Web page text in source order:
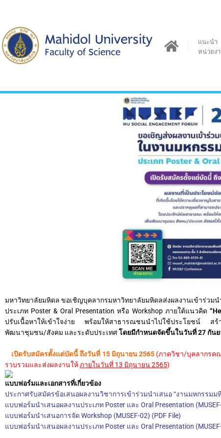
แนะนำ
หน่วยง
มหาวิทยาลัยมหิดล ขอเชิญบุคลากรมหาวิทยาลัยมหิดลส่งผลงานเข้าร่วมน
ประเภท Poster & Oral Presentation หรือ Workshop ภายใต้แนวคิด
ปรับเนื้อหาให้เข้าใจง่าย พร้อมให้สาธารณชนนำไปใช้ประโยชน์ สร้าง
พัฒนาชุมชน/สังคม และระดับประเทศโดยมีกำหนดจัดขึ้นในวันที่ 27 กันย
เปิดรับสมัครตั้งแต่บัดนี้ ถึงวันที่ 15 มิถุนายน 2565 (ภาควิชา/บุคลากรค
รวบรวมและส่งผลงานให้ภายในวันที่ 13 มิถุนายน 2565)
แบบฟอร์มและเอกสารที่เกี่ยวข้อง
ประกาศรับสมัครข้อเสนอผลงานวิชาการเข้าร่วมนำเสนอ “งานมหกรรมมหิ
แบบฟอร์มนำเสนอผลงานประเภท Poster และ Oral Presentation
แบบฟอร์มนำเสนอการจัด Workshop (MUSEF-02) (PDF File)
แบบฟอร์มนำเสนอผลงานประเภท Poster และ Oral Presentation